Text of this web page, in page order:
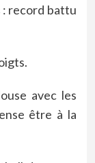
: record battu
avec les
être à la